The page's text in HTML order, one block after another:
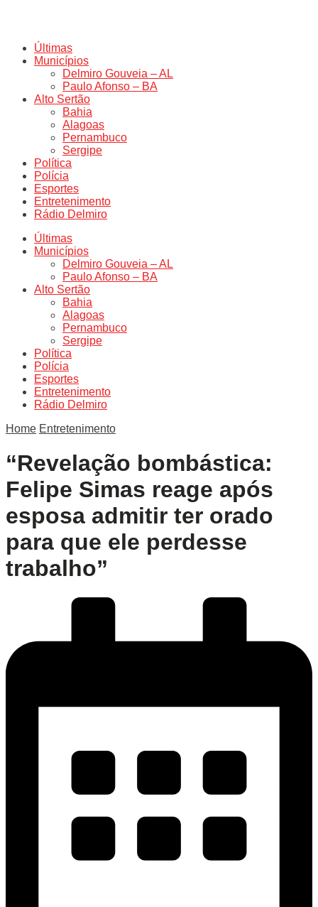
Últimas
Municípios
Delmiro Gouveia – AL
Paulo Afonso – BA
Alto Sertão
Bahia
Alagoas
Pernambuco
Sergipe
Política
Polícia
Esportes
Entretenimento
Rádio Delmiro
Últimas
Municípios
Delmiro Gouveia – AL
Paulo Afonso – BA
Alto Sertão
Bahia
Alagoas
Pernambuco
Sergipe
Política
Polícia
Esportes
Entretenimento
Rádio Delmiro
Home Entretenimento
“Revelação bombástica:
Felipe Simas reage após
esposa admitir ter orado
para que ele perdesse
trabalho”